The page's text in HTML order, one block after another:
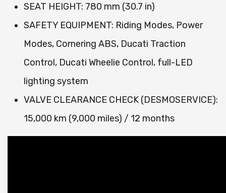
SEAT HEIGHT: 780 mm (30.7 in)
SAFETY EQUIPMENT: Riding Modes, Power
Modes, Cornering ABS, Ducati Traction
Control, Ducati Wheelie Control, full-LED
lighting system
VALVE CLEARANCE CHECK (DESMOSERVICE):
15,000 km (9,000 miles) / 12 months